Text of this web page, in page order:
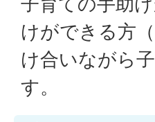
けができる方
け合いながら
す。